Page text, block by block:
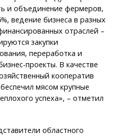
и объединение фермеров,
ведение бизнеса в разных
отраслей –
закупки
переработка и
проекты. В качестве
кооператив
мясом крупные
успеха», – отметил
областного